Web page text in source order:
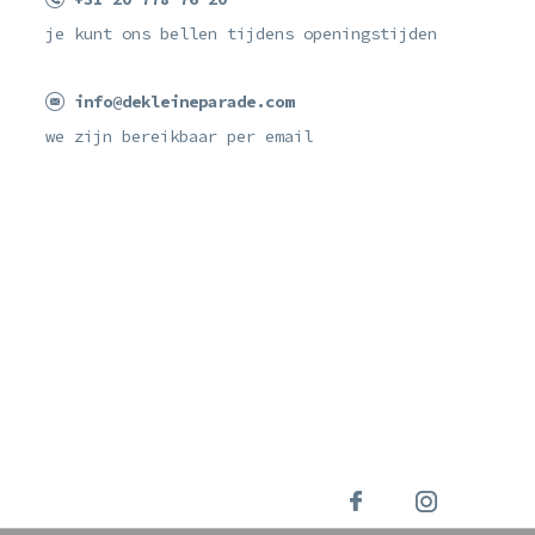
je kunt ons bellen tijdens openingstijden
info@dekleineparade.com
we zijn bereikbaar per email